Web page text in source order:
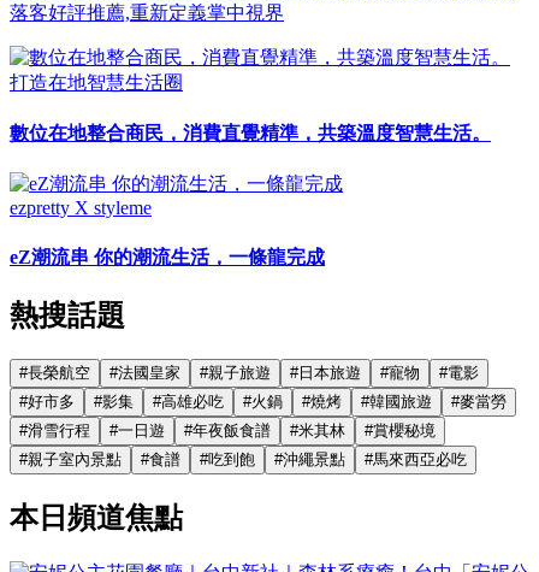
落客好評推薦,重新定義掌中視界
打造在地智慧生活圈
數位在地整合商民，消費直覺精準，共築溫度智慧生活。
ezpretty X styleme
eZ潮流串 你的潮流生活，一條龍完成
熱搜話題
#長榮航空 #法國皇家 #親子旅遊 #日本旅遊 #寵物 #電影
#好市多 #影集 #高雄必吃 #火鍋 #燒烤 #韓國旅遊 #麥當勞
#滑雪行程 #一日遊 #年夜飯食譜 #米其林 #賞櫻秘境
#親子室內景點 #食譜 #吃到飽 #沖繩景點 #馬來西亞必吃
本日頻道焦點